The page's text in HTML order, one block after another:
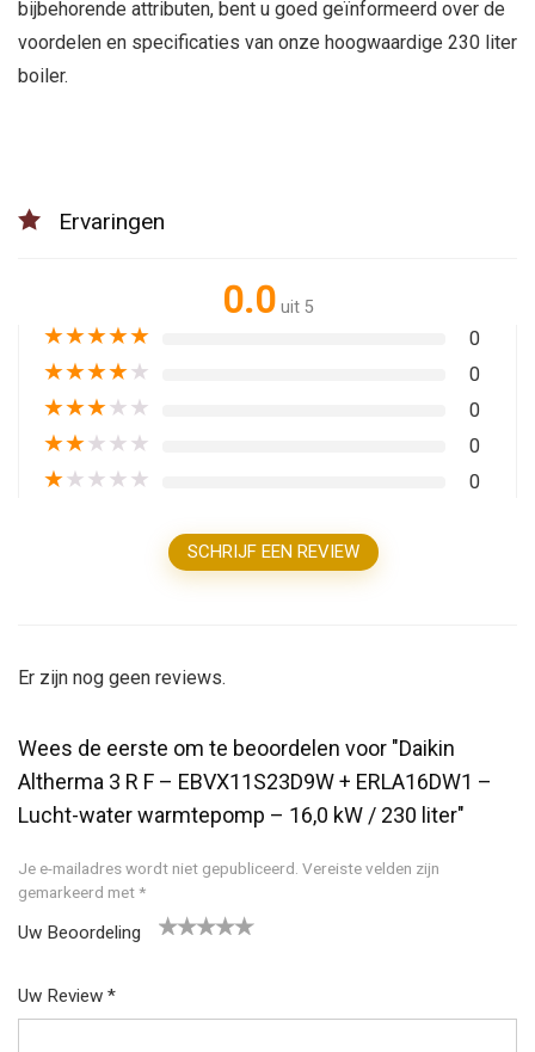
bijbehorende attributen, bent u goed geïnformeerd over de
voordelen en specificaties van onze hoogwaardige 230 liter
boiler.
Ervaringen
0.0 uit 5
★★★★★ 0
★★★★★ 0
★★★★★ 0
★★★★★ 0
★★★★★ 0
SCHRIJF EEN REVIEW
Er zijn nog geen reviews.
Wees de eerste om te beoordelen voor "Daikin
Altherma 3 R F – EBVX11S23D9W + ERLA16DW1 –
Lucht-water warmtepomp – 16,0 kW / 230 liter"
Je e-mailadres wordt niet gepubliceerd. Vereiste velden zijn
gemarkeerd met *
Uw Beoordeling
Uw Review *